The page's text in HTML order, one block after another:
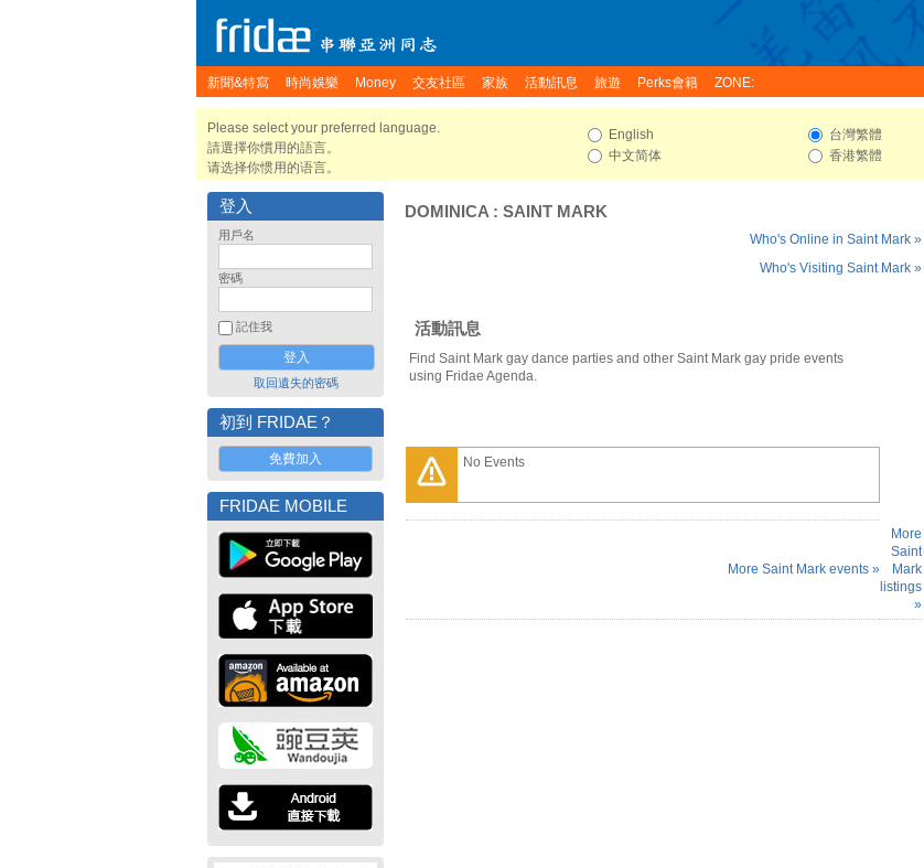
新聞&特寫 時尚娛樂 Money 交友社區 家族 活動訊息 旅遊 Perks會籍 ZONE:
Please select your preferred language.
請選擇你慣用的語言。
请选择你惯用的语言。
English
中文简体
台灣繁體
香港繁體
登入
用戶名
密碼
記住我
取回遺失的密碼
初到 FRIDAE？
免費加入
FRIDAE MOBILE
DOMINICA : SAINT MARK
Who's Online in Saint Mark »
Who's Visiting Saint Mark »
活動訊息
Find Saint Mark gay dance parties and other Saint Mark gay pride events
using Fridae Agenda.
No Events
More Saint Mark events »
More
Saint
Mark
listings
»